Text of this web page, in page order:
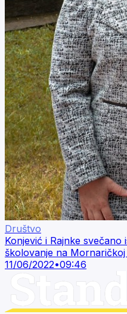
Društvo
Konjević i Rajnke svečano
školovanje na
11/06/2022•09:46